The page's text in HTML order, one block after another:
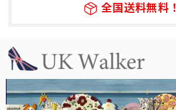
全国送料無料！